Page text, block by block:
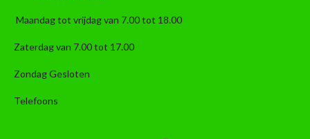
Maandag tot vrijdag van 7.00 tot 18.00
Zaterdag van 7.00 tot 17.00
Zondag Gesloten
Telefoons